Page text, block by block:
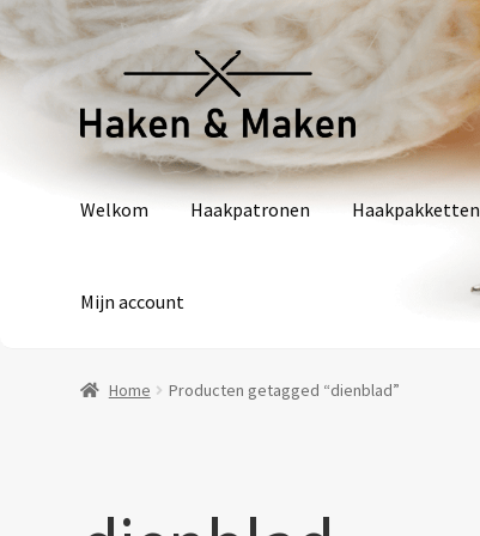
Ga
door
naar
navigatie
Ga
naar
de
inhoud
Welkom Haakpatronen Haakpakketten
Mijn account
Home Producten getagged “dienblad”